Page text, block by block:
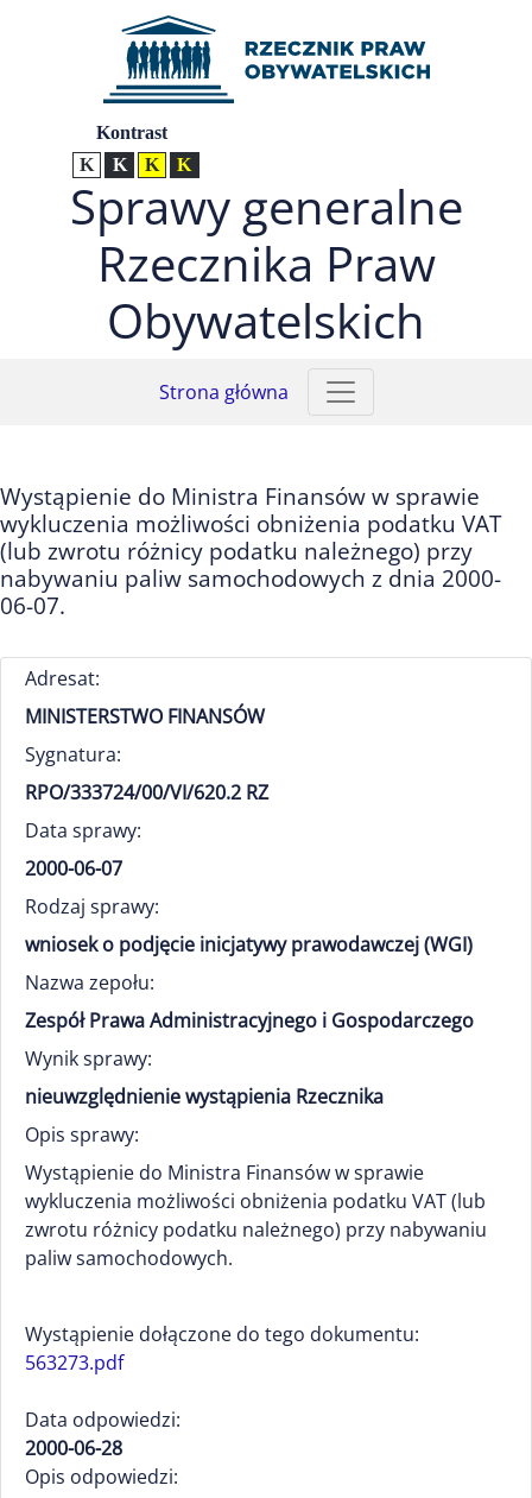
Przejdź do menu głównego (nacisnij Enter)
Przejdź do treści (nacisnij Enter)
Przejdź do mapy serwisu (nacisnij Enter)
UstawieniaKontrast
Kontrast normalny
Kontrast biały tekst na czarnym
Kontrast czarny tekst na żółtym
Sprawy generalne
Rzecznika Praw
Obywatelskich
Strona główna
Wystąpienie do Ministra Finansów w sprawie
wykluczenia możliwości obniżenia podatku VAT
(lub zwrotu różnicy podatku należnego) przy
nabywaniu paliw samochodowych z dnia 2000-
06-07.
Adresat:
MINISTERSTWO FINANSÓW
Sygnatura:
RPO/333724/00/VI/620.2 RZ
Data sprawy:
2000-06-07
Rodzaj sprawy:
wniosek o podjęcie inicjatywy prawodawczej (WGI)
Nazwa zepołu:
Zespół Prawa Administracyjnego i Gospodarczego
Wynik sprawy:
nieuwzględnienie wystąpienia Rzecznika
Opis sprawy:
Wystąpienie do Ministra Finansów w sprawie
wykluczenia możliwości obniżenia podatku VAT (lub
zwrotu różnicy podatku należnego) przy nabywaniu
paliw samochodowych.
Wystąpienie dołączone do tego dokumentu:
563273.pdf
Data odpowiedzi:
2000-06-28
Opis odpowiedzi: